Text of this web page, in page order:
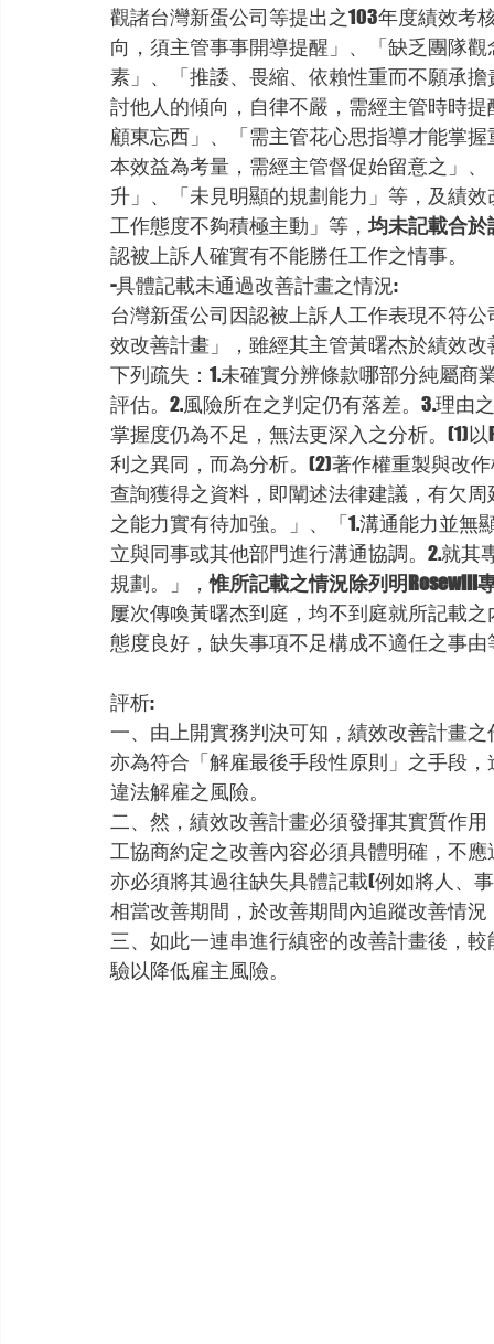
觀諸台灣新蛋公司等提出之103年度績效考
向，須主管事事開導提醒」、「缺乏團隊
素」、「推諉、畏縮、依賴性重而不願承
討他人的傾向，自律不嚴，需經主管時時
顧東忘西」、「需主管花心思指導才能掌
本效益為考量，需經主管督促始留意之」
升」、「未見明顯的規劃能力」等，及績
工作態度不夠積極主動」等，均未記載合
認被上訴人確實有不能勝任工作之情事。
-具體記載未通過改善計畫之情況:
台灣新蛋公司因認被上訴人工作表現不符
效改善計畫」，雖經其主管黃曙杰於績效
下列疏失：1.未確實分辨條款哪部分純屬
評估。2.風險所在之判定仍有落差。3.理由
掌握度仍為不足，無法更深入之分析。(1)
利之異同，而為分析。(2)著作權重製與改
查詢獲得之資料，即闡述法律建議，有欠
之能力實有待加強。」、「1.溝通能力並
立與同事或其他部門進行溝通協調。2.就
規劃。」，惟所記載之情況除列明Rosewill
屢次傳喚黃曙杰到庭，均不到庭就所記載
態度良好，缺失事項不足構成不適任之事
評析:
一、由上開實務判決可知，績效改善計畫
亦為符合「解雇最後手段性原則」之手段
違法解雇之風險。
二、然，績效改善計畫必須發揮其實質作
工協商約定之改善內容必須具體明確，不
亦必須將其過往缺失具體記載(例如將人、
相當改善期間，於改善期間內追蹤改善情
三、如此一連串進行縝密的改善計畫後，
驗以降低雇主風險。